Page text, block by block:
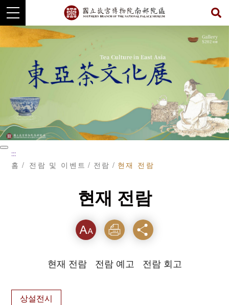
주
내
暫 :::
홈 전람 및 이벤트 전람 현재 전람
현재 전람
텍스
기를
인쇄 공유
현재 전람 전람 예고 전람 회고
상설전시